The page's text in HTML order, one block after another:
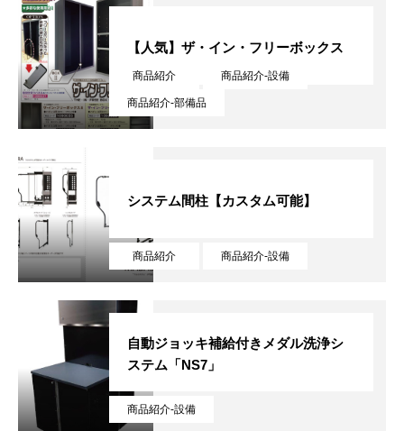
事業内容 商品紹介 事例紹介 ご利用について よくある質問
商品紹介 商品紹介-設備
商品紹介-部備品
【人気】ザ・イン・フリーボックス
商品紹介 商品紹介-設備
システム間柱【カスタム可能】
商品紹介-設備
自動ジョッキ補給付きメダル洗浄シ
ステム「NS7」